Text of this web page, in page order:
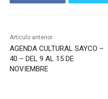
Artículo anterior
AGENDA CULTURAL SAYCO –
40 – DEL 9 AL 15 DE
NOVIEMBRE